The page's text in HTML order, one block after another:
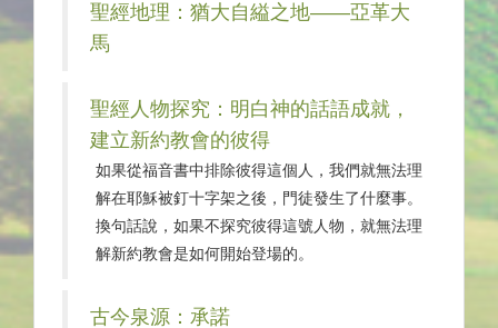
聖經地理：猶大自縊之地——亞革大
馬
聖經人物探究：明白神的話語成就，
建立新約教會的彼得
如果從福音書中排除彼得這個人，我們就無法理
解在耶穌被釘十字架之後，門徒發生了什麼事。
換句話說，如果不探究彼得這號人物，就無法理
解新約教會是如何開始登場的。
古今泉源：承諾